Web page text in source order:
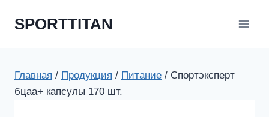
SPORTTITAN
Главная / Продукция / Питание / Спортэксперт
бцаа+ капсулы 170 шт.